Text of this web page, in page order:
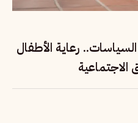
رعاية الأطفال